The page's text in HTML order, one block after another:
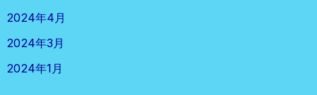
2024年4月
2024年3月
2024年1月